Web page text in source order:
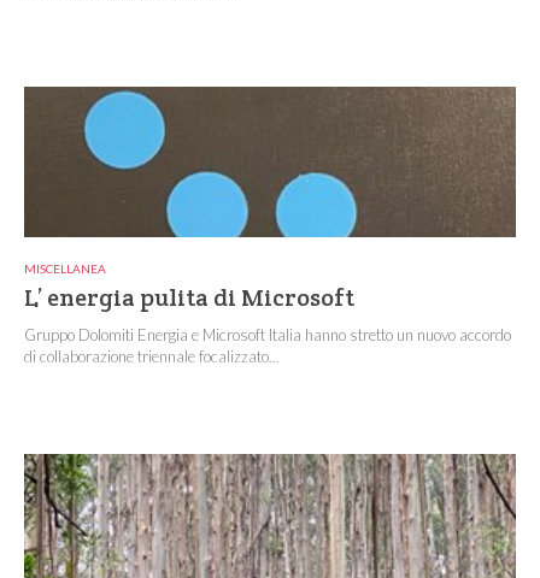
MISCELLANEA
L’ energia pulita di Microsoft
Gruppo Dolomiti Energia e Microsoft Italia hanno stretto un nuovo accordo
di collaborazione triennale focalizzato...